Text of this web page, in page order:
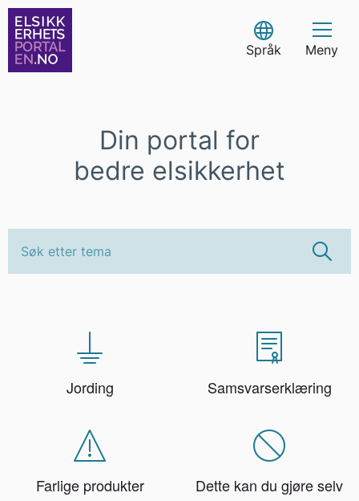
content
Språk
Select Language
Meny
Din portal for
bedre elsikkerhet
Jording Samsvarserklæring
Farlige produkter Dette kan du gjøre selv